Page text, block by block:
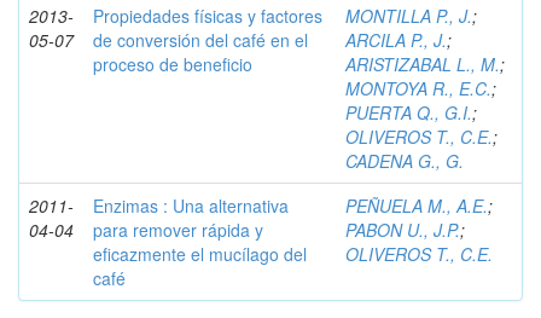
2013-
05-07
Propiedades físicas y factores
de conversión del café en el
proceso de beneficio
MONTILLA P., J.;
ARCILA P., J.;
ARISTIZABAL L., M.;
MONTOYA R., E.C.;
PUERTA Q., G.I.;
OLIVEROS T., C.E.;
CADENA G., G.
2011-
04-04
Enzimas : Una alternativa
para remover rápida y
eficazmente el mucílago del
café
PEÑUELA M., A.E.;
PABON U., J.P.;
OLIVEROS T., C.E.